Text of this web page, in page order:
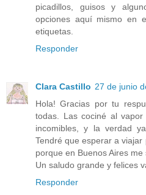
picadillos, guisos y
opciones aquí mismo en
etiquetas.
Responder
Clara Castillo 27 de junio
Hola! Gracias por tu
todas. Las cociné al vapor
incomibles, y la verdad
Tendré que esperar a viajar
porque en Buenos Aires me
Un saludo grande y felices
Responder